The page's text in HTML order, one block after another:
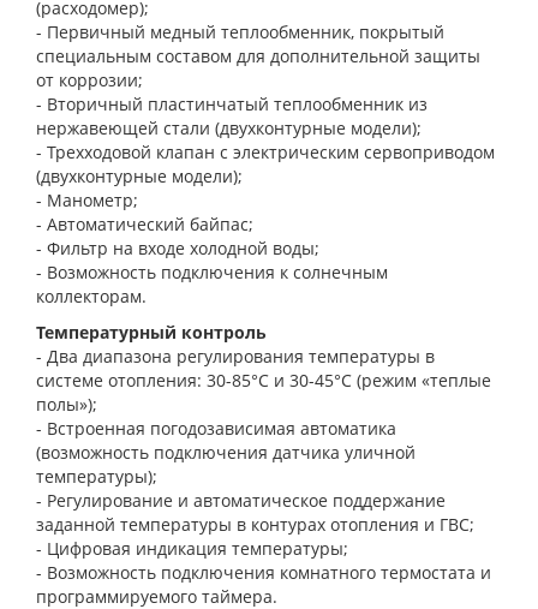
(расходомер);
- Первичный медный теплообменник, покрытый
специальным составом для дополнительной защиты
от коррозии;
- Вторичный пластинчатый теплообменник из
нержавеющей стали (двухконтурные модели);
- Трехходовой клапан с электрическим сервоприводом
(двухконтурные модели);
- Манометр;
- Автоматический байпас;
- Фильтр на входе холодной воды;
- Возможность подключения к солнечным
коллекторам.
Температурный контроль
- Два диапазона регулирования температуры в
системе отопления: 30-85°С и 30-45°С (режим «теплые
полы»);
- Встроенная погодозависимая автоматика
(возможность подключения датчика уличной
температуры);
- Регулирование и автоматическое поддержание
заданной температуры в контурах отопления и ГВС;
- Цифровая индикация температуры;
- Возможность подключения комнатного термостата и
программируемого таймера.